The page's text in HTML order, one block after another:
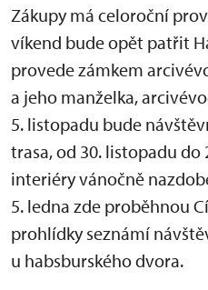
Zákupy má celoroční
víkend bude opět patřit
provede zámkem
a jeho manželka,
5. listopadu bude
trasa, od 30. listopadu do
interiéry vánočně
5. ledna zde proběhnou
prohlídky seznámí
u habsburského dvora.